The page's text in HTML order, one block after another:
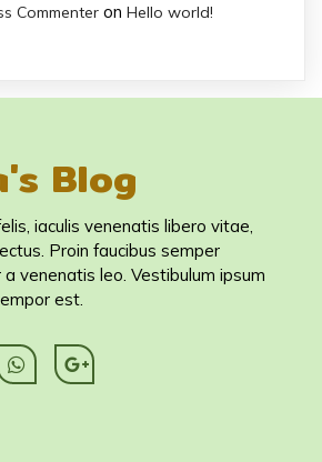
Commenter on Hello world!
Blog
iaculis venenatis libero vitae,
Proin faucibus semper
venenatis leo. Vestibulum ipsum
est.